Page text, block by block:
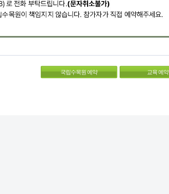
교육 예약
국립수목원 예약